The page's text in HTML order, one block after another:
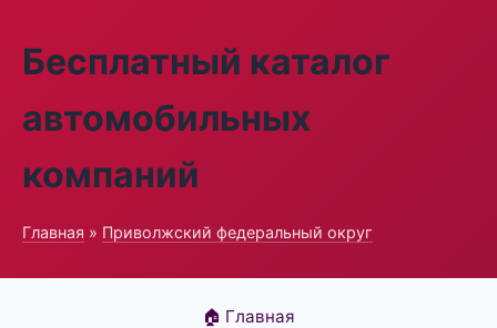
Бесплатный каталог
автомобильных
компаний
Главная » Приволжский федеральный округ
🏠 Главная